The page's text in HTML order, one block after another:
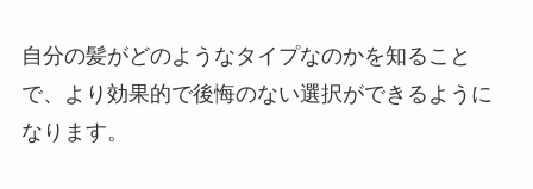
自分の髪がどのようなタイプなのかを知ること
で、より効果的で後悔のない選択ができるように
なります。